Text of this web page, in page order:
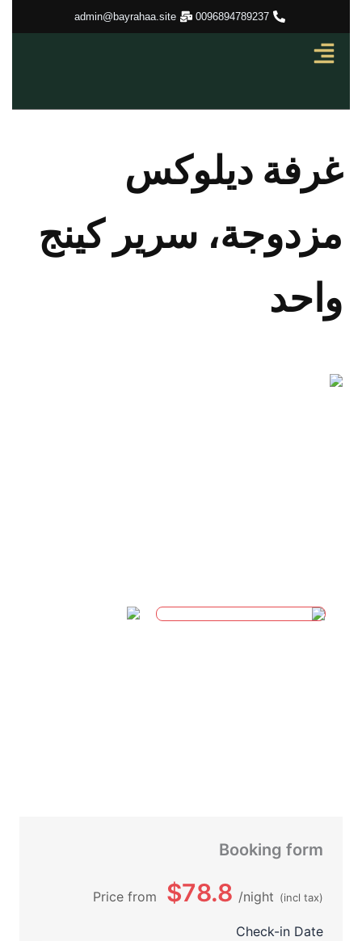
إلى
المحتوى
0096894789237
admin@bayrahaa.site
غرفة ديلوكس
مزدوجة، سرير كينج
واحد
Booking form
Price from $78.8 night (incl tax)
Check-in Date